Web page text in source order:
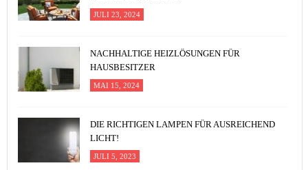
JULI 23, 2024
NACHHALTIGE HEIZLÖSUNGEN FÜR
HAUSBESITZER
MAI 15, 2024
DIE RICHTIGEN LAMPEN FÜR AUSREICHEND
LICHT!
JULI 5, 2023